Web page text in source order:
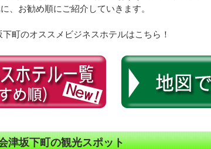
、お勧め順にご紹介していきます。
町のオススメビジネスホテルはこちら！
津坂下町の観光スポット